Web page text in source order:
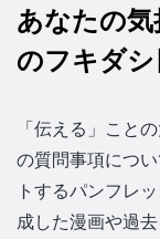
あなたの
のフキダシ
「伝える」こと
の質問事項につ
トするパンフレ
成した漫画や過